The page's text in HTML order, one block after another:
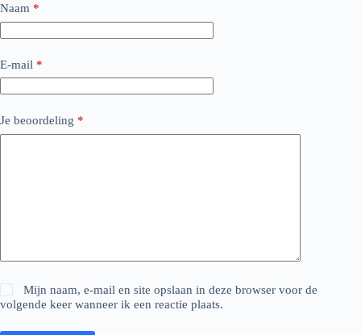
Naam *
E-mail *
Je beoordeling *
Mijn naam, e-mail en site opslaan in deze browser voor de
volgende keer wanneer ik een reactie plaats.